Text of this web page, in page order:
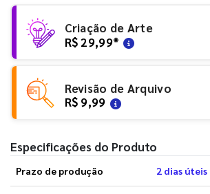
Criação de Arte
R$ 29,99*
Revisão de Arquivo
R$ 9,99
Especificações do Produto
Prazo de produção 2 dias